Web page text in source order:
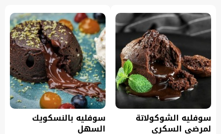
سوفليه الشوكولاتة
لمرضى السكري
سوفليه بالنسكويك
السهل